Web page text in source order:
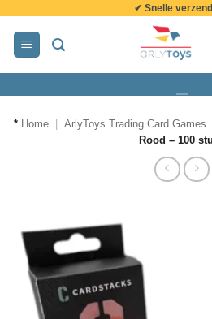
inhoud
✔ Snelle
* Home ArlyToys Trading Card Games
Rood – 100